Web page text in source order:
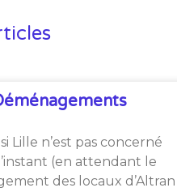
Lille n’est pas concerné
(en attendant le
des locaux d’Altran